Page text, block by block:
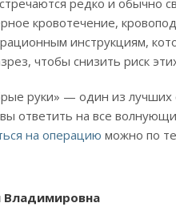
кровотечение,
инструкциям,
чтобы снизить риск
руки» — один из лучших
ответить на все
на операцию можно по
Владимировна